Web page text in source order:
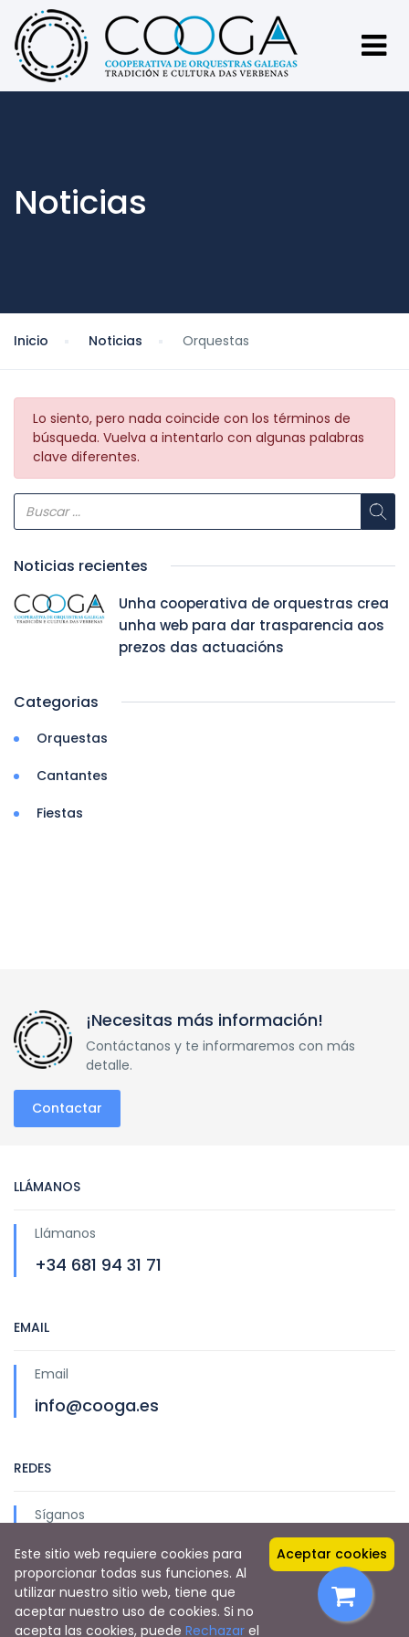
Noticias
Inicio Noticias Orquestas
Lo siento, pero nada coincide con los términos de
búsqueda. Vuelva a intentarlo con algunas palabras
clave diferentes.
Noticias recientes
Unha cooperativa de orquestras crea
unha web para dar trasparencia aos
prezos das actuacións
Categorias
Orquestas
Cantantes
Fiestas
¡Necesitas más información!
Contáctanos y te informaremos con más
detalle.
Contactar
LLÁMANOS
Llámanos
+34 681 94 31 71
EMAIL
Email
info@cooga.es
REDES
Síganos
Copyright © 2021 Orquestras Galegas S Coop Galega
Este sitio web requiere cookies para
proporcionar todas sus funciones. Al
utilizar nuestro sitio web, tiene que
aceptar nuestro uso de cookies. Si no
acepta las cookies, puede Rechazar el
Aceptar cookies